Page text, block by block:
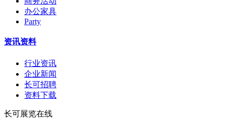
办公家具
Party
资讯资料
行业资讯
企业新闻
长可招聘
资料下载
长可展览在线